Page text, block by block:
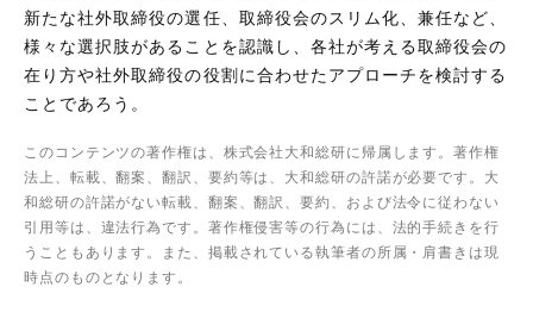
新たな社外取締役の選任、取締役会のスリム化、兼任など、
様々な選択肢があることを認識し、各社が考える取締役会の
在り方や社外取締役の役割に合わせたアプローチを検討する
ことであろう。
このコンテンツの著作権は、株式会社大和総研に帰属します。著作権
法上、転載、翻案、翻訳、要約等は、大和総研の許諾が必要です。大
和総研の許諾がない転載、翻案、翻訳、要約、および法令に従わない
引用等は、違法行為です。著作権侵害等の行為には、法的手続きを行
うこともあります。また、掲載されている執筆者の所属・肩書きは現
時点のものとなります。